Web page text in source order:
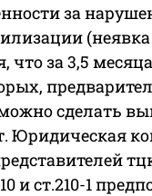
за
за 3,5
сделать
Юридическая
и ст.210-1